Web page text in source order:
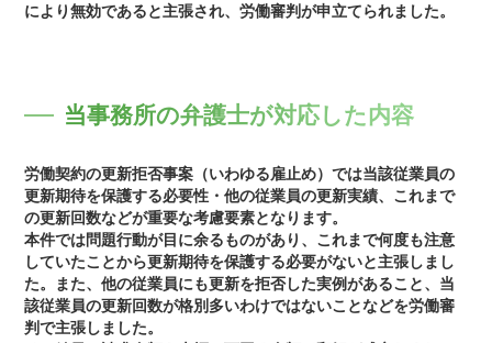
により無効であると主張され、労働審判が申立てられました。
当事務所の弁護士が対応した内容
労働契約の更新拒否事案（いわゆる雇止め）では当該従業員の
更新期待を保護する必要性・他の従業員の更新実績、これまで
の更新回数などが重要な考慮要素となります。
本件では問題行動が目に余るものがあり、これまで何度も注意
していたことから更新期待を保護する必要がないと主張しまし
た。また、他の従業員にも更新を拒否した実例があること、当
該従業員の更新回数が格別多いわけではないことなどを労働審
判で主張しました。